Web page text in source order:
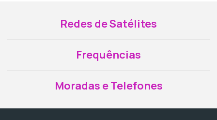
Redes de Satélites
Frequências
Moradas e Telefones